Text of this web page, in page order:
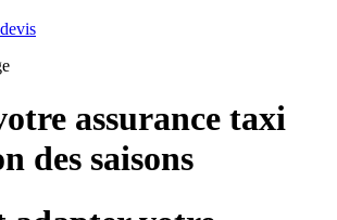
assurance taxi
des saisons